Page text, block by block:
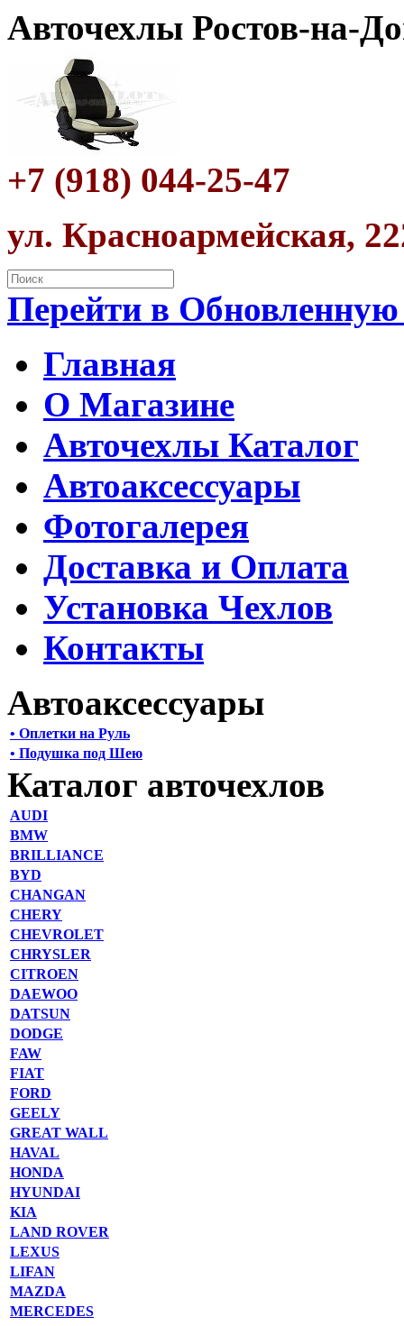
Авточехлы Ростов-на-
+7 (918) 044-25-47
ул. Красноармейская,
Перейти в
Главная
О Магазине
Авточехлы Каталог
Автоаксессуары
Фотогалерея
Доставка и Оплата
Установка Чехлов
Контакты
Автоаксессуары
• Оплетки на Руль
• Подушка под Шею
Каталог авточехлов
AUDI
BMW
BRILLIANCE
BYD
CHANGAN
CHERY
CHEVROLET
CHRYSLER
CITROEN
DAEWOO
DATSUN
DODGE
FAW
FIAT
FORD
GEELY
GREAT WALL
HAVAL
HONDA
HYUNDAI
KIA
LAND ROVER
LEXUS
LIFAN
MAZDA
MERCEDES